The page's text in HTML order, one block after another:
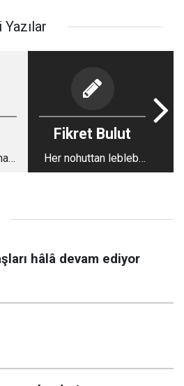
Fikret Bulut
Her nohuttan leblebi
olmaz...
hâlâ devam ediyor